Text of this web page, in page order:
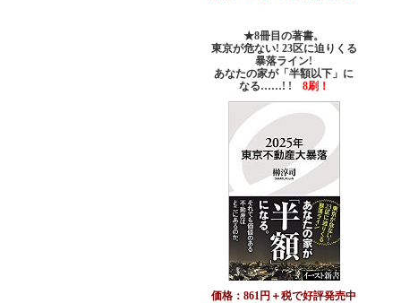
★8冊目の著書。
東京が危ない! 23区に迫りくる
暴落ライン!
あなたの家が「半額以下」に
なる……! ! 8刷！
価格：861円＋税で好評発売中